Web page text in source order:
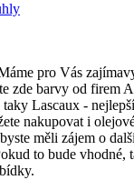
pro Vás
zde barvy od firem
Lascaux -
nakupovat i
měli zájem o
to bude vhodné,